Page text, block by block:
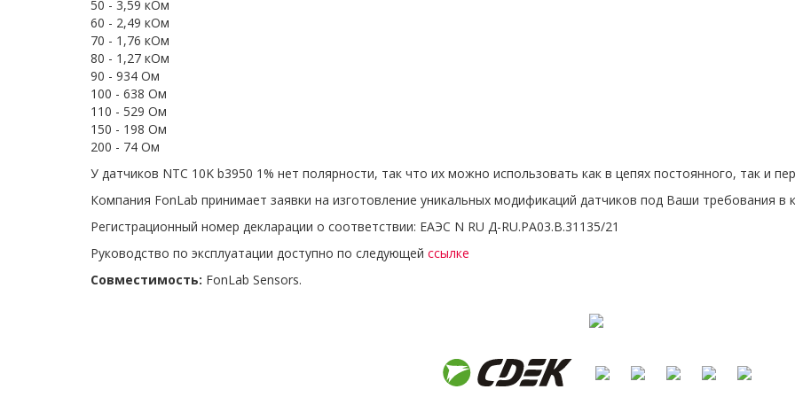
50 - 3,59 кОм
60 - 2,49 кОм
70 - 1,76 кОм
80 - 1,27 кОм
90 - 934 Ом
100 - 638 Ом
110 - 529 Ом
150 - 198 Ом
200 - 74 Ом
У датчиков NTC 10K b3950 1% нет полярности, так что их можно использовать как в цепях постоянного, так и
Компания FonLab принимает заявки на изготовление уникальных модификаций датчиков под Ваши требования
Регистрационный номер декларации о соответствии: ЕАЭС N RU Д-RU.РА03.В.31135/21
Руководство по эксплуатации доступно по следующей ссылке
Совместимость: FonLab Sensors.